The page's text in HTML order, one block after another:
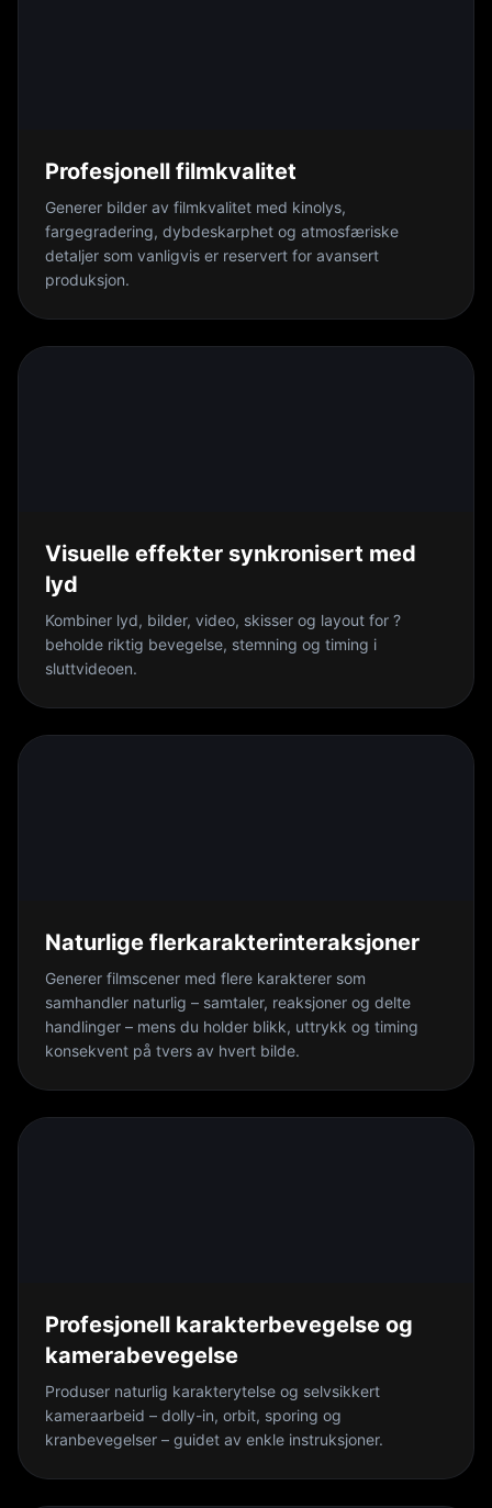
Profesjonell filmkvalitet
Generer bilder av filmkvalitet med kinolys,
fargegradering, dybdeskarphet og atmosfæriske
detaljer som vanligvis er reservert for avansert
produksjon.
Visuelle effekter synkronisert med
lyd
Kombiner lyd, bilder, video, skisser og layout for ?
beholde riktig bevegelse, stemning og timing i
sluttvideoen.
Naturlige flerkarakterinteraksjoner
Generer filmscener med flere karakterer som
samhandler naturlig – samtaler, reaksjoner og delte
handlinger – mens du holder blikk, uttrykk og timing
konsekvent på tvers av hvert bilde.
Profesjonell karakterbevegelse og
kamerabevegelse
Produser naturlig karakterytelse og selvsikkert
kameraarbeid – dolly-in, orbit, sporing og
kranbevegelser – guidet av enkle instruksjoner.